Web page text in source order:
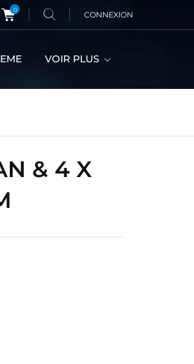
0 CONNEXION
VOIR PLUS
& 4 X